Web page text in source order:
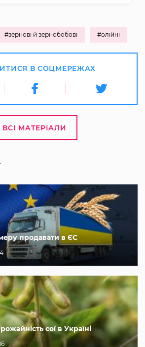
#зернові й зернобобові #олійні
В СОЦМЕРЕЖАХ
ВСІ МАТЕРІАЛИ
продавати в ЄС
сої в Україні